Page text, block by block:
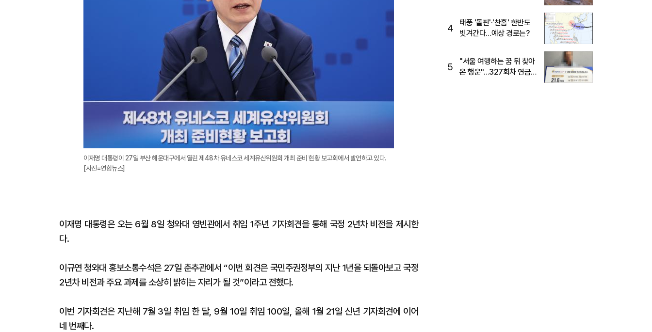
이재명 대통령이 27일 부산 해운대구에서 열린 제48차 유네스코 세계유산위원회 개최 준비 현황 보고회에서 발언하고 있다.
[사진=연합뉴스]
이재명 대통령은 오는 6월 8일 청와대 영빈관에서 취임 1주년 기자회견을 통해 국정 2년차 비전을 제시한
다.
이규연 청와대 홍보소통수석은 27일 춘추관에서 “이번 회견은 국민주권정부의 지난 1년을 되돌아보고 국정
2년차 비전과 주요 과제를 소상히 밝히는 자리가 될 것”이라고 전했다.
이번 기자회견은 지난해 7월 3일 취임 한 달, 9월 10일 취임 100일, 올해 1월 21일 신년 기자회견에 이어
네 번째다.
4
태풍 '돌핀'·'찬홈' 한반도
빗겨간다…예상 경로는?
5
"서울 여행하는 꿈 뒤 찾아
온 행운"…327회차 연금